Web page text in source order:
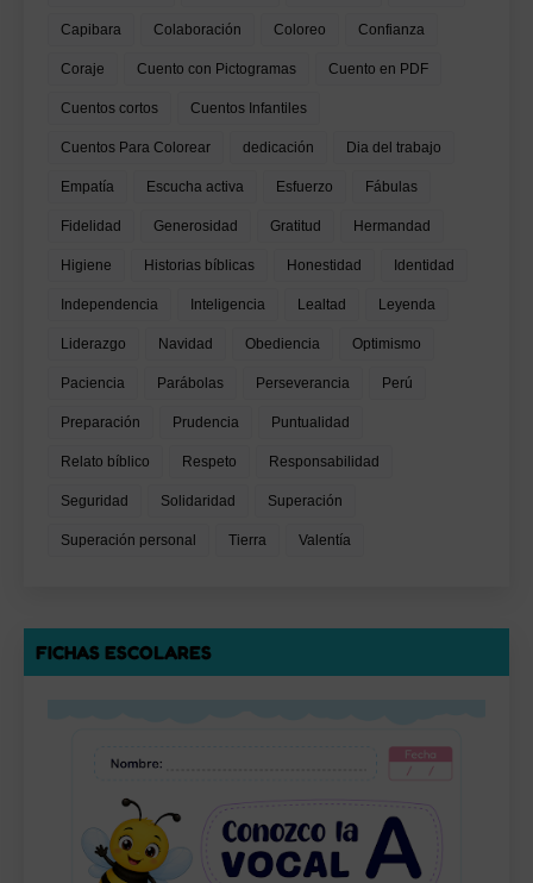
Capibara Colaboración Coloreo Confianza
Coraje Cuento con Pictogramas Cuento en PDF
Cuentos cortos Cuentos Infantiles
Cuentos Para Colorear dedicación Dia del trabajo
Empatía Escucha activa Esfuerzo Fábulas
Fidelidad Generosidad Gratitud Hermandad
Higiene Historias bíblicas Honestidad Identidad
Independencia Inteligencia Lealtad Leyenda
Liderazgo Navidad Obediencia Optimismo
Paciencia Parábolas Perseverancia Perú
Preparación Prudencia Puntualidad
Relato bíblico Respeto Responsabilidad
Seguridad Solidaridad Superación
Superación personal Tierra Valentía
FICHAS ESCOLARES